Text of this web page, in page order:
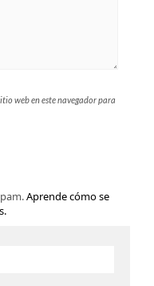
web en este navegador para
Aprende cómo se